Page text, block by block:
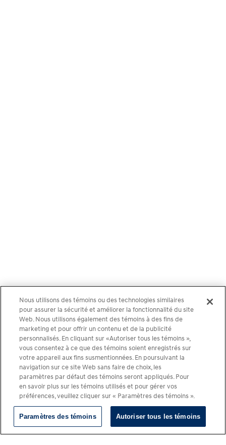
Nous utilisons des témoins ou des technologies similaires
pour assurer la sécurité et améliorer la fonctionnalité du site
Web. Nous utilisons également des témoins à des fins de
marketing et pour offrir un contenu et de la publicité
personnalisés. En cliquant sur «Autoriser tous les témoins »,
vous consentez à ce que des témoins soient enregistrés sur
votre appareil aux fins susmentionnées. En poursuivant la
navigation sur ce site Web sans faire de choix, les
paramètres par défaut des témoins seront appliqués. Pour
en savoir plus sur les témoins utilisés et pour gérer vos
préférences, veuillez cliquer sur « Paramètres des témoins ».
Paramètres des témoins Autoriser tous les témoins